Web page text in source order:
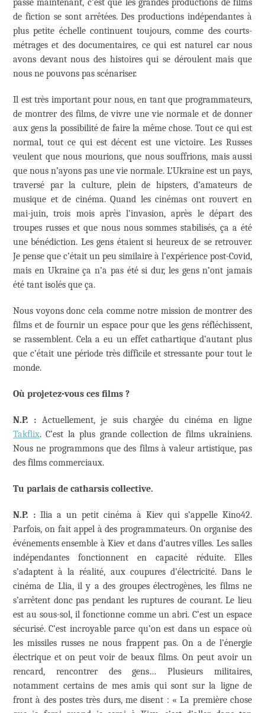
de fiction se sont arrêtées. Des productions indépendantes à
plus petite échelle continuent toujours, comme des courts-
métrages et des documentaires, ce qui est naturel car nous
avons devant nous des histoires qui se déroulent mais que
nous ne pouvons pas scénariser.
Il est très important pour nous, en tant que programmateurs,
de montrer des films, de vivre une vie normale et de donner
aux gens la possibilité de faire la même chose. Tout ce qui est
normal, tout ce qui est décent est une victoire. Les Russes
veulent que nous mourions, que nous souffrions, mais aussi
que nous n’ayons pas une vie normale. L’Ukraine est un pays,
traversé par la culture, plein de hipsters, d’amateurs de
musique et de cinéma. Quand les cinémas ont rouvert en
mai-juin, trois mois après l’invasion, après le départ des
troupes russes et que nous nous sommes stabilisés, ça a été
une bénédiction. Les gens étaient si heureux de se retrouver.
Je pense que c’était un peu similaire à l’expérience post-Covid,
mais en Ukraine ça n’a pas été si dur, les gens n’ont jamais
été tant isolés que ça.
Nous voyons donc cela comme notre mission de montrer des
films et de fournir un espace pour que les gens réfléchissent,
se rassemblent. Cela a eu un effet cathartique d’autant plus
que c’était une période très difficile et stressante pour tout le
monde.
Où projetez-vous ces films ?
N.P. : Actuellement, je suis chargée du cinéma en ligne
Takflix. C’est la plus grande collection de films ukrainiens.
Nous ne programmons que des films à valeur artistique, pas
des films commerciaux.
Tu parlais de catharsis collective.
N.P. :Ilia a un petit cinéma à Kiev qui s’appelle Kino42.
Parfois, on fait appel à des programmateurs. On organise des
événements ensemble à Kiev et dans d’autres villes. Les salles
indépendantes fonctionnent en capacité réduite. Elles
s’adaptent à la réalité, aux coupures d’électricité. Dans le
cinéma de Llia, il y a des groupes électrogènes, les films ne
s’arrêtent donc pas pendant les ruptures de courant. Le lieu
est au sous-sol, il fonctionne comme un abri. C’est un espace
sécurisé. C’est incroyable parce qu’on est dans un espace où
les missiles russes ne nous frappent pas. On a de l’énergie
électrique et on peut voir de beaux films. On peut avoir un
rencard, rencontrer des gens… Plusieurs militaires,
notamment certains de mes amis qui sont sur la ligne de
front à des postes très durs, me disent : « La première chose